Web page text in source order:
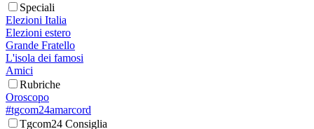
Speciali
Elezioni Italia
Elezioni estero
Grande Fratello
L'isola dei famosi
Amici
Rubriche
Oroscopo
#tgcom24amarcord
Tgcom24 Consiglia